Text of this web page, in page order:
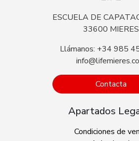
ESCUELA DE
33600 MIERES
Llámanos: +34 985
Contacta
Apartados
Condiciones de